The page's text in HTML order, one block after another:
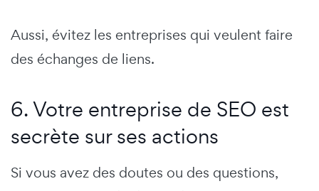
Aussi, évitez les entreprises qui veulent faire
des échanges de liens.
6. Votre entreprise de SEO est
secrète sur ses actions
Si vous avez des doutes ou des questions,